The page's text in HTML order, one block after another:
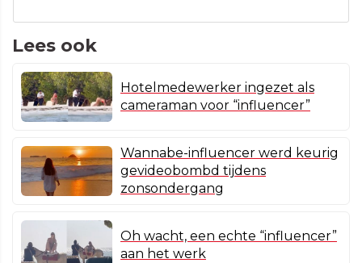
Lees ook
Hotelmedewerker ingezet als
cameraman voor “influencer”
Wannabe-influencer werd keurig
gevideobombd tijdens
zonsondergang
Oh wacht, een echte “influencer”
aan het werk